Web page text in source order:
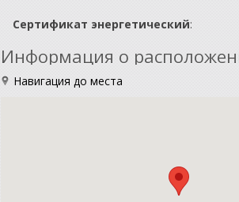
Сертификат энергетический:
Информация о
Навигация до места